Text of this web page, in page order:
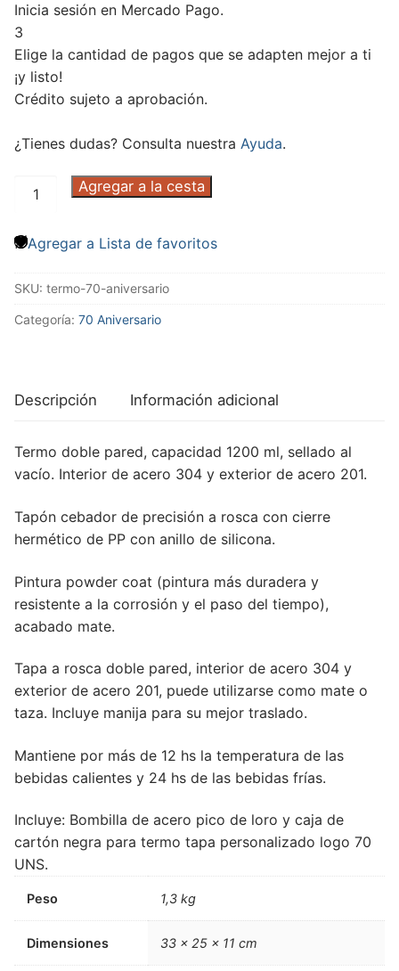
Inicia sesión en Mercado Pago.
3
Elige la cantidad de pagos que se adapten mejor a ti
¡y listo!
Crédito sujeto a aprobación.
¿Tienes dudas? Consulta nuestra Ayuda.
Agregar a la cesta
Agregar a Lista de favoritos
SKU: termo-70-aniversario
Categoría: 70 Aniversario
Descripción Información adicional
Termo doble pared, capacidad 1200 ml, sellado al
vacío. Interior de acero 304 y exterior de acero 201.
Tapón cebador de precisión a rosca con cierre
hermético de PP con anillo de silicona.
Pintura powder coat (pintura más duradera y
resistente a la corrosión y el paso del tiempo),
acabado mate.
Tapa a rosca doble pared, interior de acero 304 y
exterior de acero 201, puede utilizarse como mate o
taza. Incluye manija para su mejor traslado.
Mantiene por más de 12 hs la temperatura de las
bebidas calientes y 24 hs de las bebidas frías.
Incluye: Bombilla de acero pico de loro y caja de
cartón negra para termo tapa personalizado logo 70
UNS.
Peso 1,3 kg
Dimensiones 33 × 25 × 11 cm